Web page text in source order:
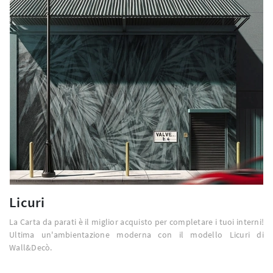
Licuri
La Carta da parati è il miglior acquisto per completare i tuoi interni!
Ultima un'ambientazione moderna con il modello Licuri di
Wall&Decò.